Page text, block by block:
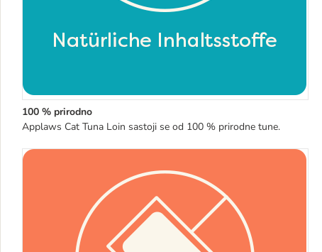
100 % prirodno
Applaws Cat Tuna Loin sastoji se od 100 % prirodne tune.